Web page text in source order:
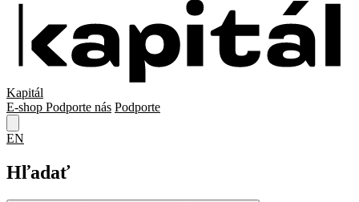
Kapitál
E-shop Podporte nás Podporte
EN
Hľadať